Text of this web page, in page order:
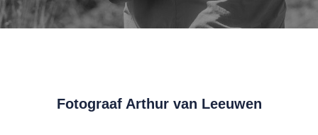
Fotograaf Arthur van Leeuwen